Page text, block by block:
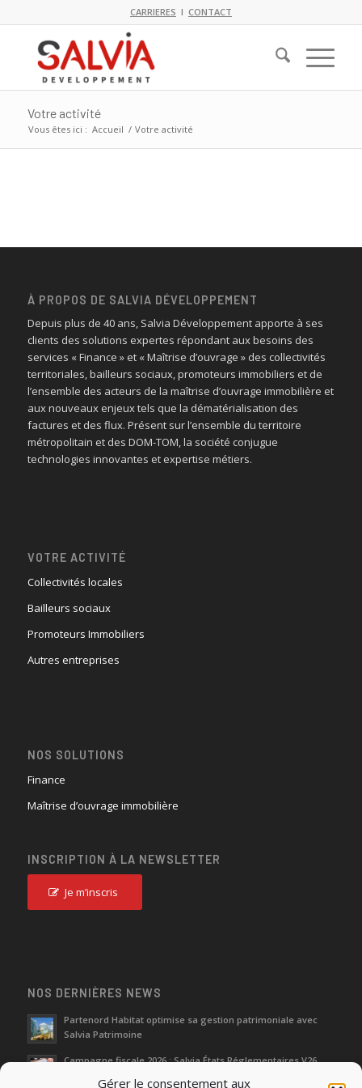
Gérer le consentement aux
CARRIERES I CONTACT
Votre activité
Vous êtes ici : Accueil / Votre activité
À PROPOS DE SALVIA DÉVELOPPEMENT
Depuis plus de 40 ans, Salvia Développement apporte à ses
clients des solutions expertes répondant aux besoins des
services « Finance » et « Maîtrise d’ouvrage » des collectivités
territoriales, bailleurs sociaux, promoteurs immobiliers et de
l’ensemble des acteurs de la maîtrise d’ouvrage immobilière et
aux nouveaux enjeux tels que la dématérialisation des
factures et des flux. Présent sur l’ensemble du territoire
métropolitain et des DOM-TOM, la société conjugue
technologies innovantes et expertise métiers.
VOTRE ACTIVITÉ
Collectivités locales
Bailleurs sociaux
Promoteurs Immobiliers
Autres entreprises
NOS SOLUTIONS
Finance
Maîtrise d’ouvrage immobilière
INSCRIPTION À LA NEWSLETTER
Je m’inscris
NOS DERNIÈRES NEWS
Partenord Habitat optimise sa gestion patrimoniale avec
Salvia Patrimoine
Campagne fiscale 2026 : Salvia États Réglementaires V26